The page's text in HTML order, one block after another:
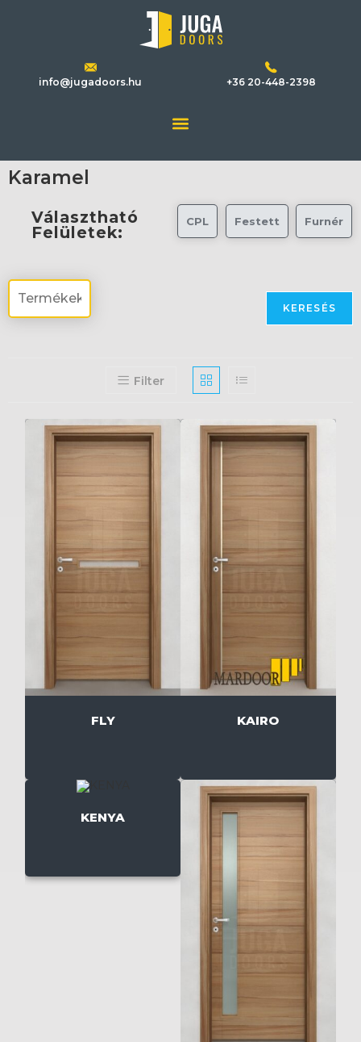
info@jugadoors.hu +36 20-448-2398
Karamel
Választható
Felületek:
CPL Festett Furnér
KERESÉS
Filter
FLY KAIRO
KENYA